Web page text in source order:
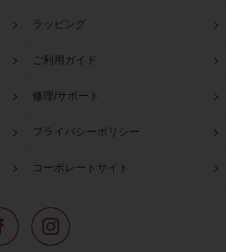
ラッピング
ご利用ガイド
修理/サポート
プライバシーポリシー
コーポレートサイト